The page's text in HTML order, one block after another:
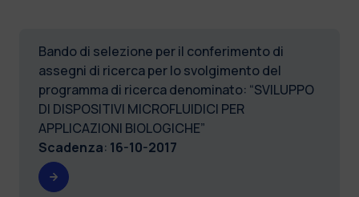
Bando di selezione per il conferimento di
assegni di ricerca per lo svolgimento del
programma di ricerca denominato: “SVILUPPO
DI DISPOSITIVI MICROFLUIDICI PER
APPLICAZIONI BIOLOGICHE”
Scadenza: 16-10-2017